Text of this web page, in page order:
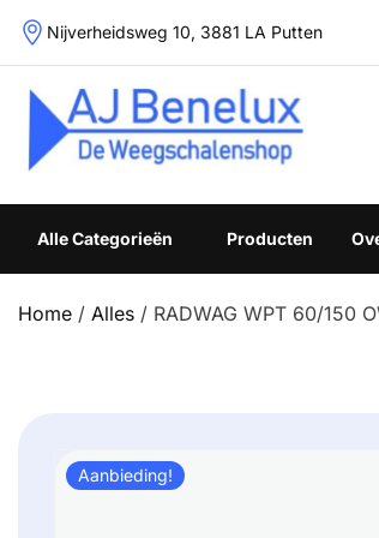
Skip
Nijverheidsweg 10, 3881 LA Putten
Weegschalenshop |
Alle Categorieën Producten
Home / Alles / RADWAG WPT 60/150
Aanbieding!